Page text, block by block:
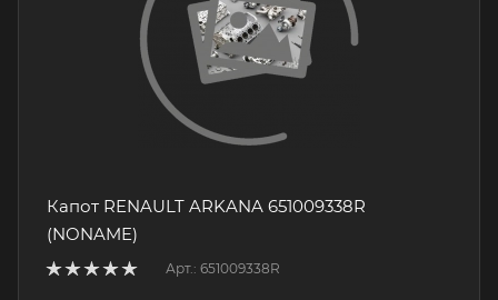
Капот RENAULT ARKANA 651009338R
(NONAME)
Арт.: 651009338R